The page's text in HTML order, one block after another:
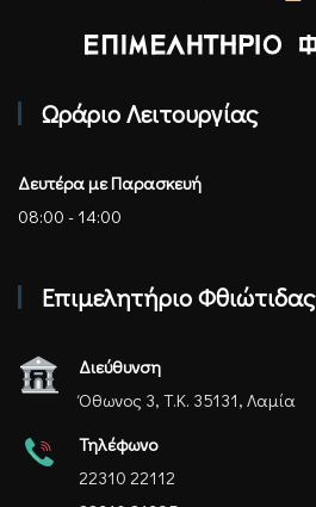
Ωράριο Λειτουργίας
Δευτέρα με Παρασκευή
08:00 - 14:00
Επιμελητήριο Φθιώτιδας
Διεύθυνση
Όθωνος 3, Τ.Κ. 35131, Λαμία
Τηλέφωνο
22310 22112